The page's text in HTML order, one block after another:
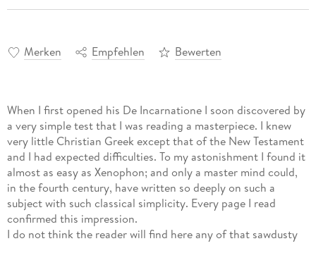
Merken Empfehlen Bewerten
When I first opened his De Incarnatione I soon discovered by
a very simple test that I was reading a masterpiece. I knew
very little Christian Greek except that of the New Testament
and I had expected difficulties. To my astonishment I found it
almost as easy as Xenophon; and only a master mind could,
in the fourth century, have written so deeply on such a
subject with such classical simplicity. Every page I read
confirmed this impression.
I do not think the reader will find here any of that sawdusty